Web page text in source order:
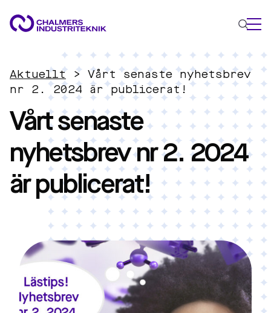
VAD VI GÖR
VÅRA EXPERTOMRÅDEN
Cirkulär ekonomi
Energi
Innovationsledning
Material
Tillämpad AI
AKTUELLT
OM OSS
KONTAKTA OSS
JOBBA HOS OSS
Aktuellt > Vårt senaste nyhetsbrev
nr 2. 2024 är publicerat!
Vårt senaste
nyhetsbrev nr 2. 2024
är publicerat!